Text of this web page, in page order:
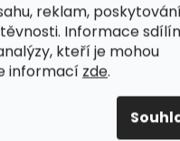
reklam,
Informace
kteří je mohou
informací zde.